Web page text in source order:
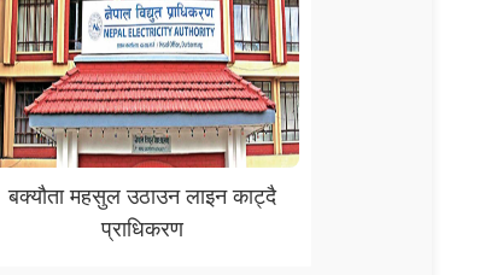
बक्यौता महसुल उठाउन लाइन काट्दै
प्राधिकरण